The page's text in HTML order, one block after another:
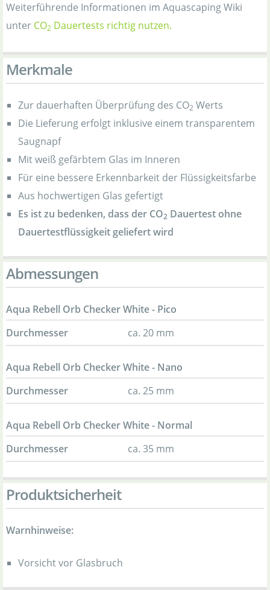
Weiterführende Informationen im Aquascaping Wiki
unter CO2 Dauertests richtig nutzen.
Merkmale
Zur dauerhaften Überprüfung des CO2 Werts
Die Lieferung erfolgt inklusive einem transparentem
Saugnapf
Mit weiß gefärbtem Glas im Inneren
Für eine bessere Erkennbarkeit der Flüssigkeitsfarbe
Aus hochwertigen Glas gefertigt
Es ist zu bedenken, dass der CO2 Dauertest ohne
Dauertestflüssigkeit geliefert wird
Abmessungen
Aqua Rebell Orb Checker White - Pico
Durchmesser
ca. 20 mm
Aqua Rebell Orb Checker White - Nano
Durchmesser
ca. 25 mm
Aqua Rebell Orb Checker White - Normal
Durchmesser
ca. 35 mm
Produktsicherheit
Warnhinweise:
Vorsicht vor Glasbruch